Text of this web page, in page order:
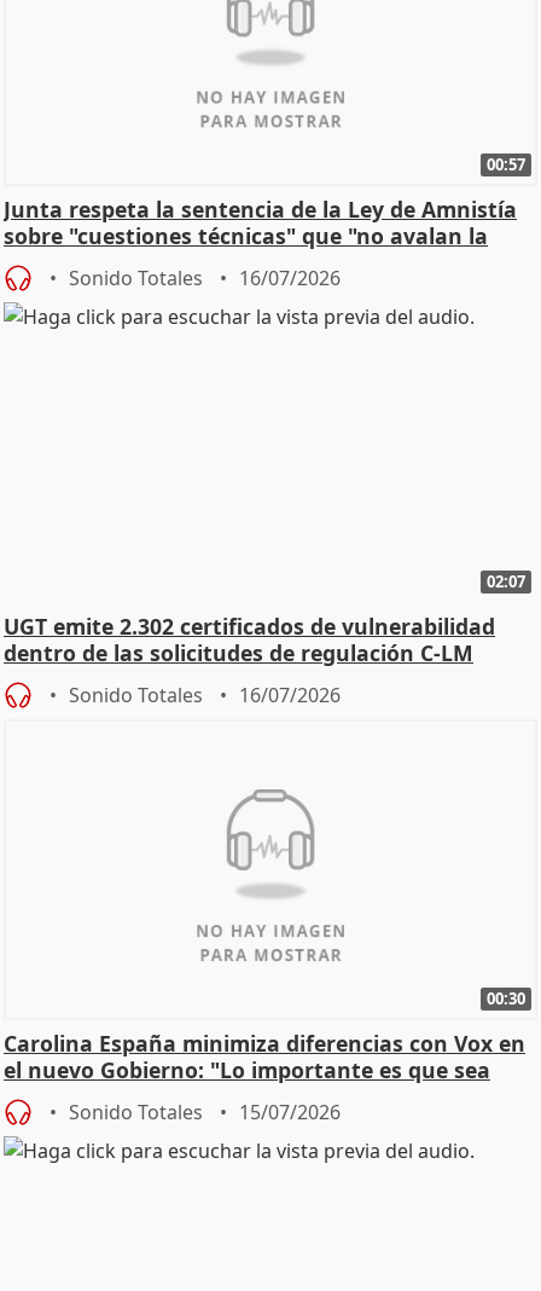
00:57
Junta respeta la sentencia de la Ley de Amnistía
sobre "cuestiones técnicas" que "no avalan la
const
Sonido Totales 16/07/2026
02:07
UGT emite 2.302 certificados de vulnerabilidad
dentro de las solicitudes de regulación C-LM
Sonido Totales 16/07/2026
00:30
Carolina España minimiza diferencias con Vox en
el nuevo Gobierno: "Lo importante es que sea
una leg
Sonido Totales 15/07/2026